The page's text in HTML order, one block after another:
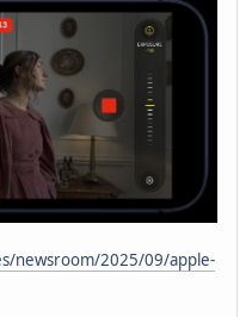
newsroom/2025/09/apple-